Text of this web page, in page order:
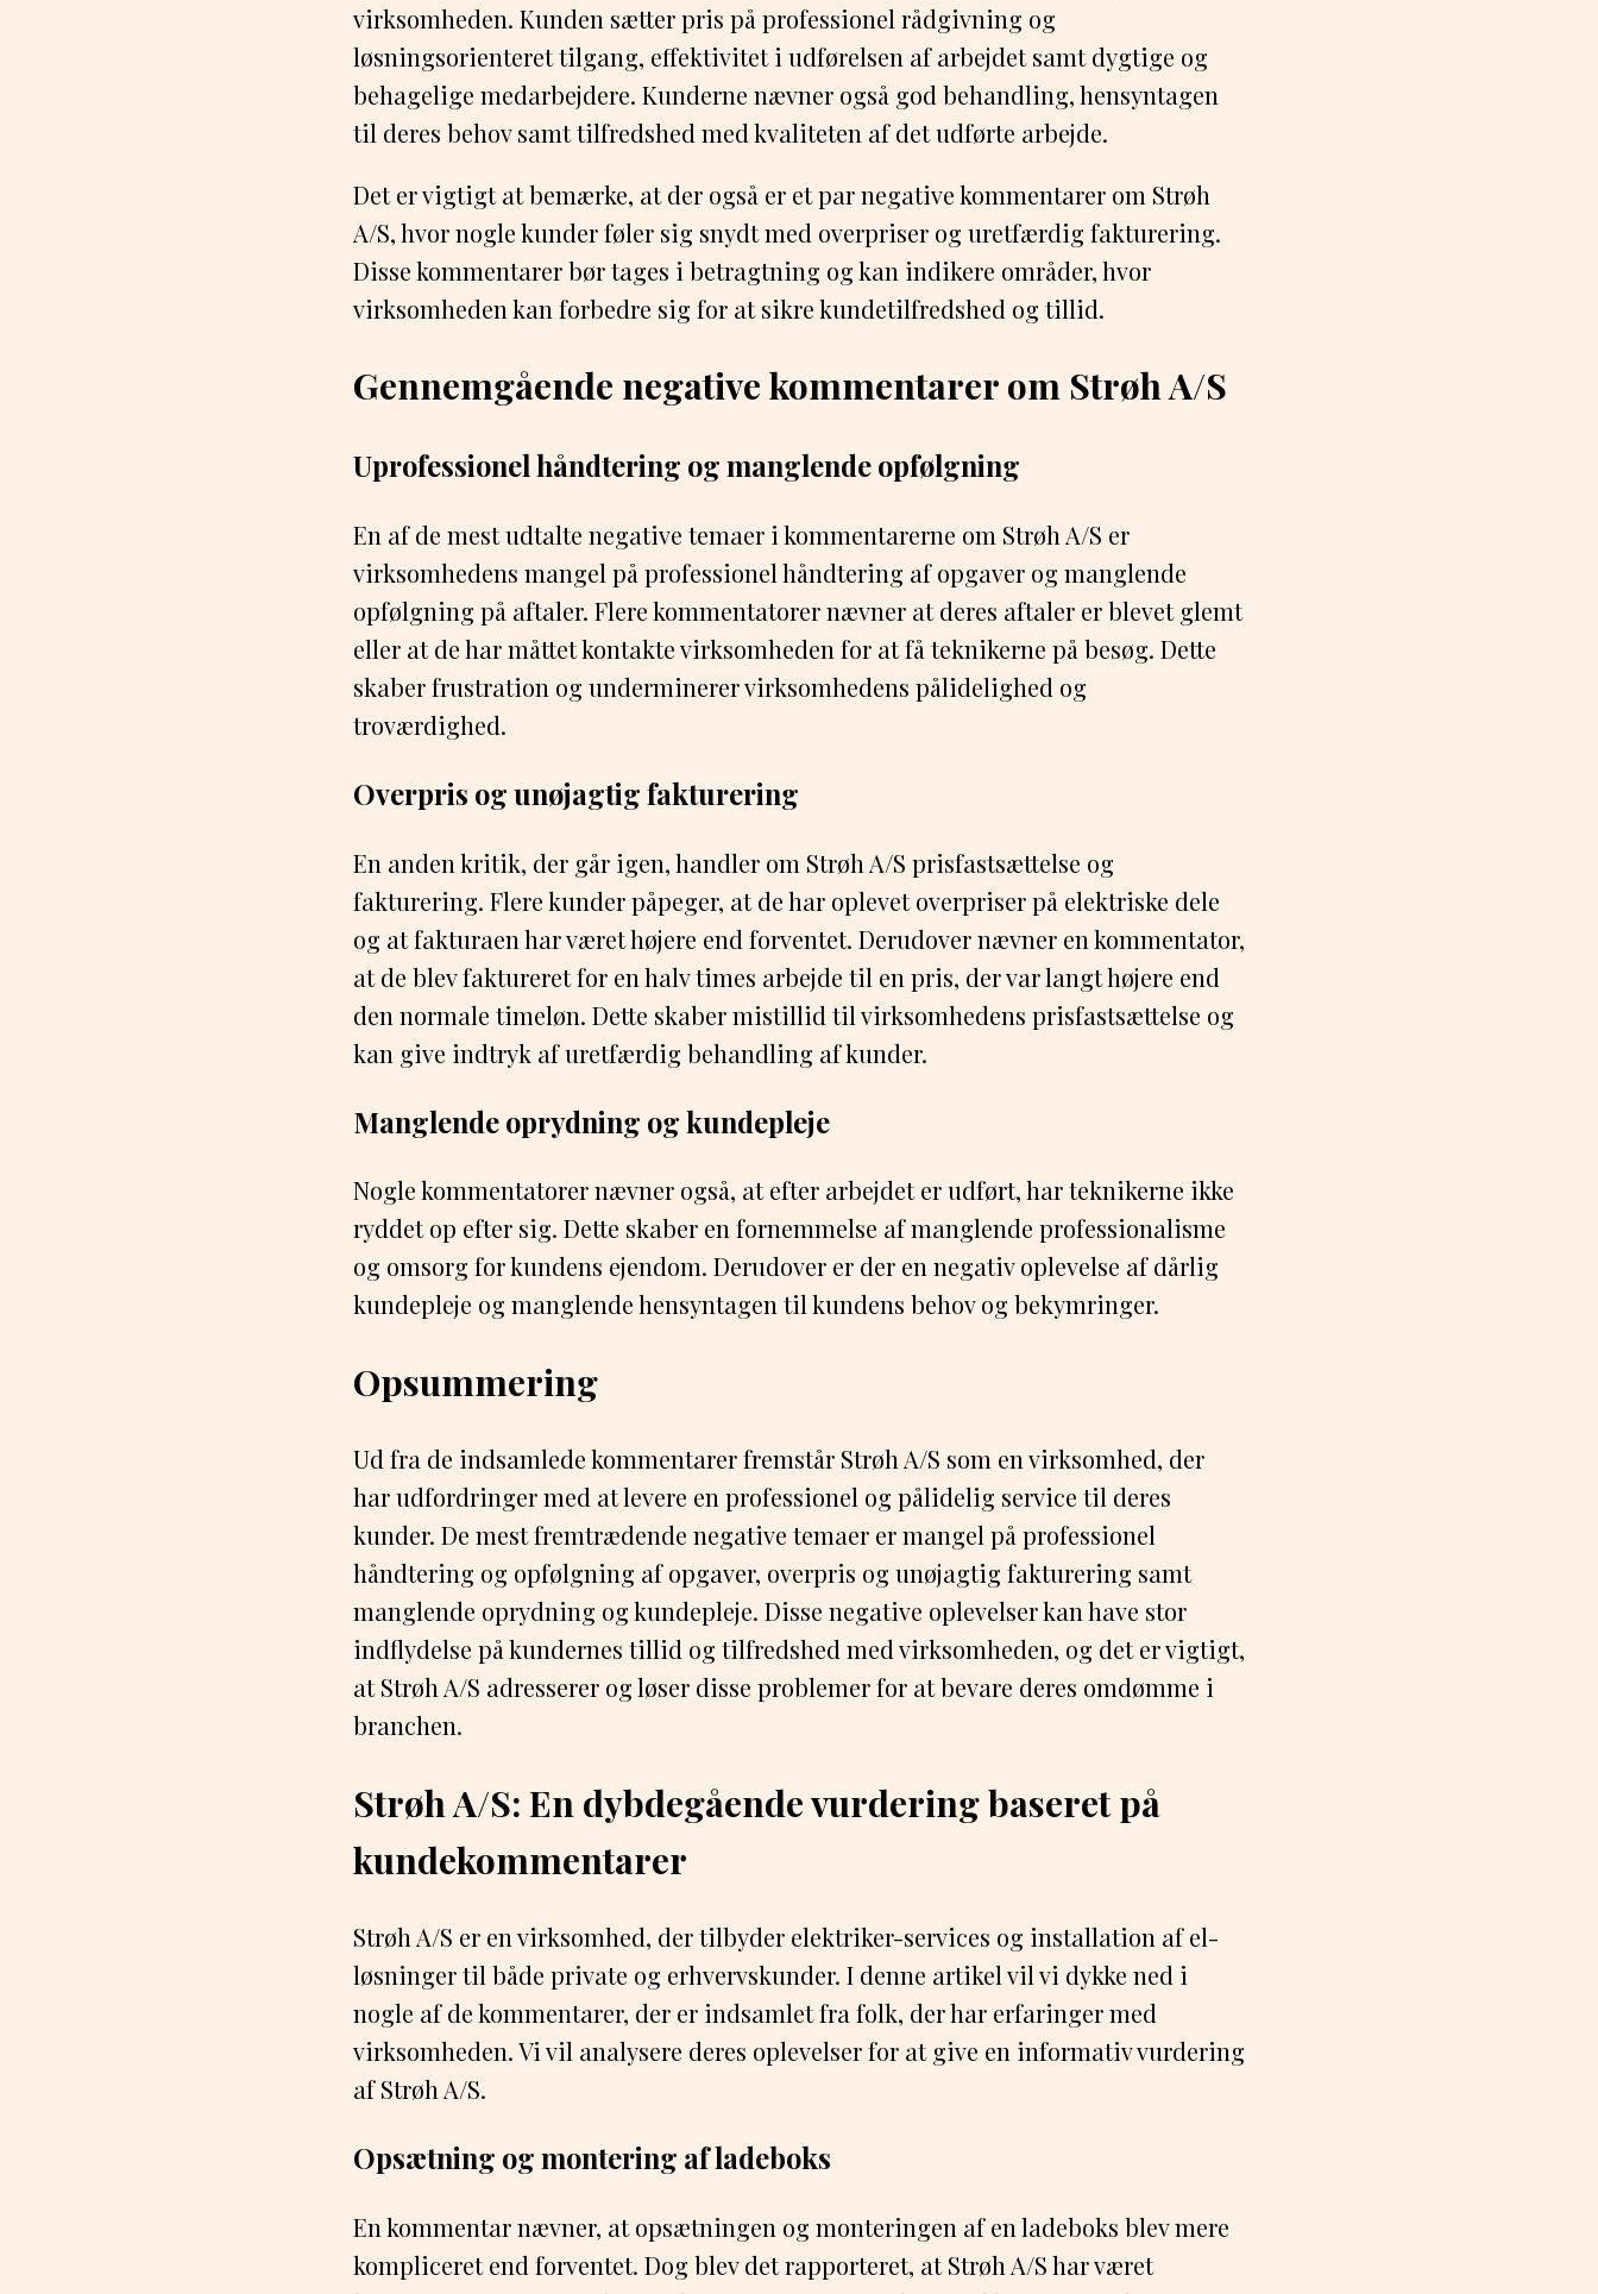
virksomheden. Kunden sætter pris på professionel rådgivning og
løsningsorienteret tilgang, effektivitet i udførelsen af arbejdet samt dygtige og
behagelige medarbejdere. Kunderne nævner også god behandling, hensyntagen
til deres behov samt tilfredshed med kvaliteten af det udførte arbejde.
Det er vigtigt at bemærke, at der også er et par negative kommentarer om Strøh
A/S, hvor nogle kunder føler sig snydt med overpriser og uretfærdig fakturering.
Disse kommentarer bør tages i betragtning og kan indikere områder, hvor
virksomheden kan forbedre sig for at sikre kundetilfredshed og tillid.
Gennemgående negative kommentarer om Strøh A/S
Uprofessionel håndtering og manglende opfølgning
En af de mest udtalte negative temaer i kommentarerne om Strøh A/S er
virksomhedens mangel på professionel håndtering af opgaver og manglende
opfølgning på aftaler. Flere kommentatorer nævner at deres aftaler er blevet glemt
eller at de har måttet kontakte virksomheden for at få teknikerne på besøg. Dette
skaber frustration og underminerer virksomhedens pålidelighed og
troværdighed.
Overpris og unøjagtig fakturering
En anden kritik, der går igen, handler om Strøh A/S prisfastsættelse og
fakturering. Flere kunder påpeger, at de har oplevet overpriser på elektriske dele
og at fakturaen har været højere end forventet. Derudover nævner en kommentator,
at de blev faktureret for en halv times arbejde til en pris, der var langt højere end
den normale timeløn. Dette skaber mistillid til virksomhedens prisfastsættelse og
kan give indtryk af uretfærdig behandling af kunder.
Manglende oprydning og kundepleje
Nogle kommentatorer nævner også, at efter arbejdet er udført, har teknikerne ikke
ryddet op efter sig. Dette skaber en fornemmelse af manglende professionalisme
og omsorg for kundens ejendom. Derudover er der en negativ oplevelse af dårlig
kundepleje og manglende hensyntagen til kundens behov og bekymringer.
Opsummering
Ud fra de indsamlede kommentarer fremstår Strøh A/S som en virksomhed, der
har udfordringer med at levere en professionel og pålidelig service til deres
kunder. De mest fremtrædende negative temaer er mangel på professionel
håndtering og opfølgning af opgaver, overpris og unøjagtig fakturering samt
manglende oprydning og kundepleje. Disse negative oplevelser kan have stor
indflydelse på kundernes tillid og tilfredshed med virksomheden, og det er vigtigt,
at Strøh A/S adresserer og løser disse problemer for at bevare deres omdømme i
branchen.
Strøh A/S: En dybdegående vurdering baseret på
kundekommentarer
Strøh A/S er en virksomhed, der tilbyder elektriker-services og installation af el-
løsninger til både private og erhvervskunder. I denne artikel vil vi dykke ned i
nogle af de kommentarer, der er indsamlet fra folk, der har erfaringer med
virksomheden. Vi vil analysere deres oplevelser for at give en informativ vurdering
af Strøh A/S.
Opsætning og montering af ladeboks
En kommentar nævner, at opsætningen og monteringen af en ladeboks blev mere
kompliceret end forventet. Dog blev det rapporteret, at Strøh A/S har været